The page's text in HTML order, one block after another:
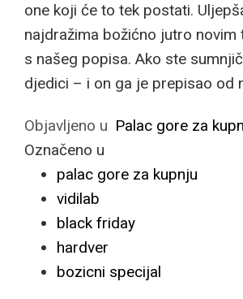
one koji će to tek postati.
najdražima božićno jutro novim
s našeg popisa. Ako ste
djedici – i on ga je prepisao od
Objavljeno u Palac gore za
Označeno u
palac gore za kupnju
vidilab
black friday
hardver
bozicni specijal